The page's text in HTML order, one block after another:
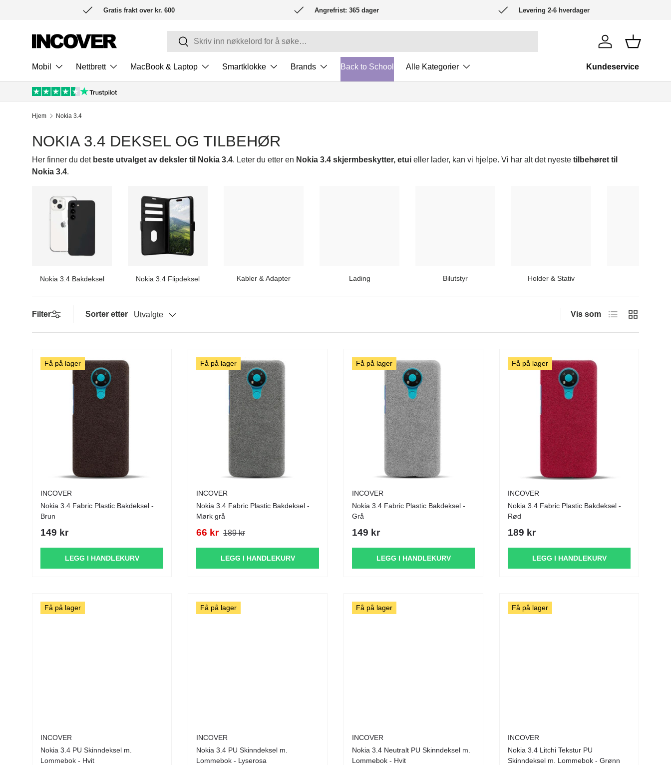
Gratis frakt over kr. 600 Angrefrist: 365 dager Levering 2-6 hverdager
Søk
Logg innKurv
Mobil Nettbrett MacBook & Laptop Smartklokke Brands Back to School Alle Kategorier Kundeservice
Hjem Nokia 3.4
NOKIA 3.4 DEKSEL OG TILBEHØR
Her finner du det beste utvalget av deksler til Nokia 3.4. Leter du etter en Nokia 3.4 skjermbeskytter, etui eller lader, kan vi hjelpe. Vi har alt det nyeste tilbehøret til
Nokia 3.4.
Nokia 3.4 Bakdeksel Nokia 3.4 Flipdeksel Kabler & Adapter Lading Bilutstyr Holder & Stativ
Filter Sorter etter Utvalgte Vis som Liste Rutenett
Få på lager
INCOVER
Nokia 3.4 Fabric Plastic Bakdeksel -
Brun
149 kr
LEGG I HANDLEKURV
Få på lager
INCOVER
Nokia 3.4 Fabric Plastic Bakdeksel -
Mørk grå
66 kr 189 kr
LEGG I HANDLEKURV
Få på lager
INCOVER
Nokia 3.4 Fabric Plastic Bakdeksel -
Grå
149 kr
LEGG I HANDLEKURV
Få på lager
INCOVER
Nokia 3.4 Fabric Plastic Bakdeksel -
Rød
189 kr
LEGG I HANDLEKURV
Få på lager
INCOVER
Nokia 3.4 PU Skinndeksel m.
Lommebok - Hvit
Få på lager
INCOVER
Nokia 3.4 PU Skinndeksel m.
Lommebok - Lyserosa
Få på lager
INCOVER
Nokia 3.4 Neutralt PU Skinndeksel m.
Lommebok - Hvit
Få på lager
INCOVER
Nokia 3.4 Litchi Tekstur PU
Skinndeksel m. Lommebok - Grønn